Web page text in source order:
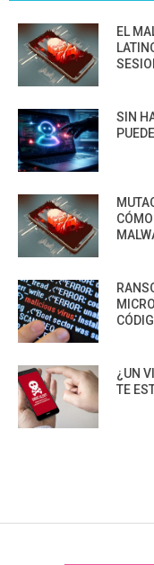
EL
SIN
¿UN
TE